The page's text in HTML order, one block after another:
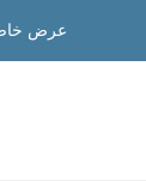
عرض خاص: